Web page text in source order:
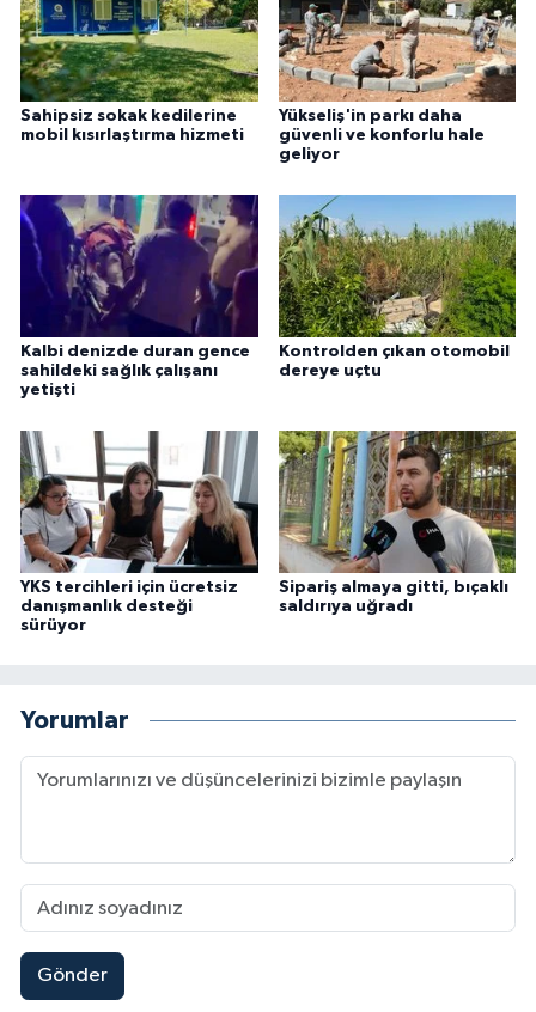
Sahipsiz sokak kedilerine
mobil kısırlaştırma hizmeti
Yükseliş'in parkı daha
güvenli ve konforlu hale
geliyor
Kalbi denizde duran gence
sahildeki sağlık çalışanı
yetişti
Kontrolden çıkan otomobil
dereye uçtu
YKS tercihleri için ücretsiz
danışmanlık desteği
sürüyor
Sipariş almaya gitti, bıçaklı
saldırıya uğradı
Yorumlar
Gönder